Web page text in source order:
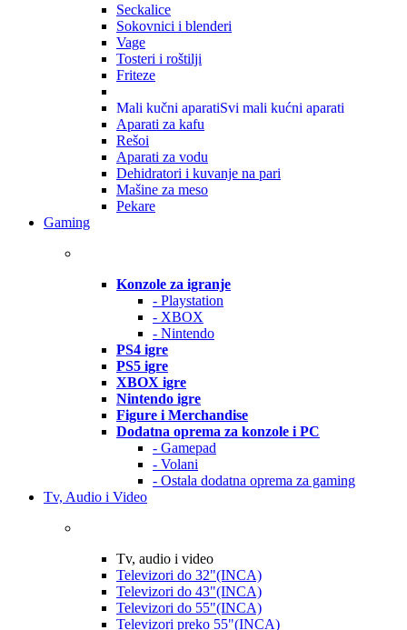
Seckalice
Sokovnici i blenderi
Vage
Tosteri i roštilji
Friteze
Mali kučni aparatiSvi mali kućni aparati
Aparati za kafu
Rešoi
Aparati za vodu
Dehidratori i kuvanje na pari
Mašine za meso
Pekare
Gaming
Konzole za igranje
- Playstation
- XBOX
- Nintendo
PS4 igre
PS5 igre
XBOX igre
Nintendo igre
Figure i Merchandise
Dodatna oprema za konzole i PC
- Gamepad
- Volani
- Ostala dodatna oprema za gaming
Tv, Audio i Video
Tv, audio i video
Televizori do 32"(INCA)
Televizori do 43"(INCA)
Televizori do 55"(INCA)
Televizori preko 55"(INCA)